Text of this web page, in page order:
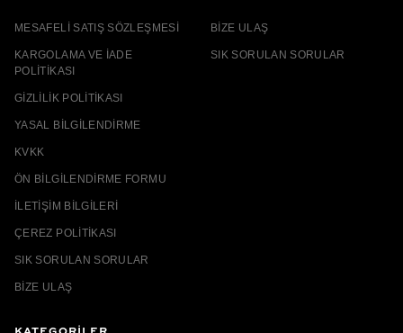
MESAFELI SATIŞ SÖZLEŞMESI
KARGOLAMA VE İADE
POLITIKASI
GIZLILIK POLITIKASI
YASAL BILGILENDIRME
KVKK
ÖN BILGILENDIRME FORMU
İLETIŞIM BILGILERI
ÇEREZ POLITIKASI
SIK SORULAN SORULAR
BIZE ULAŞ
BIZE ULAŞ
SIK SORULAN SORULAR